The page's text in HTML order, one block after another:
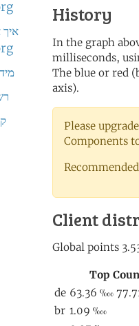
איך
History
In the graph
milliseconds,
The blue or red
axis).
Please
Components
Client